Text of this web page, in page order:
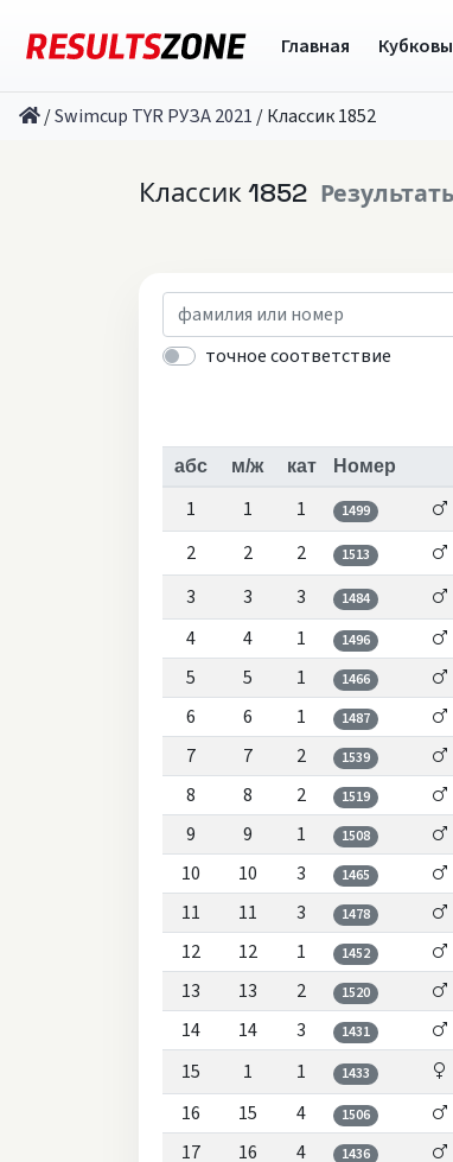
Главная
/Swimcup TYR РУЗА 2021 /Классик 1852
Классик 1852
точное соответствие
абс м/ж кат Номер
1 1 1 1499
2 2 2 1513
3 3 3 1484
4 4 1 1496
5 5 1 1466
6 6 1 1487
7 7 2 1539
8 8 2 1519
9 9 1 1508
10 10 3 1465
11 11 3 1478
12 12 1 1452
13 13 2 1520
14 14 3 1431
15 1 1 1433
16 15 4 1506
17 16 4 1436